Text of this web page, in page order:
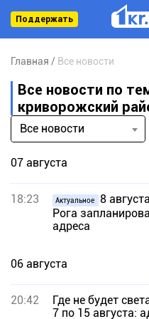
Поддержать
Главная Все новости
Все новости по
криворожский
Все новости
07 августа
18:23 Актуальное
8
Рога
адреса
06 августа
20:42
Где не будет
7 по 15 августа: